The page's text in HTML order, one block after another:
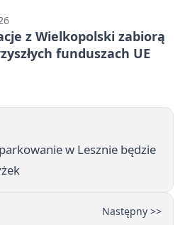
z Wielkopolski zabiorą
funduszach UE
w Lesznie będzie
Następny >>